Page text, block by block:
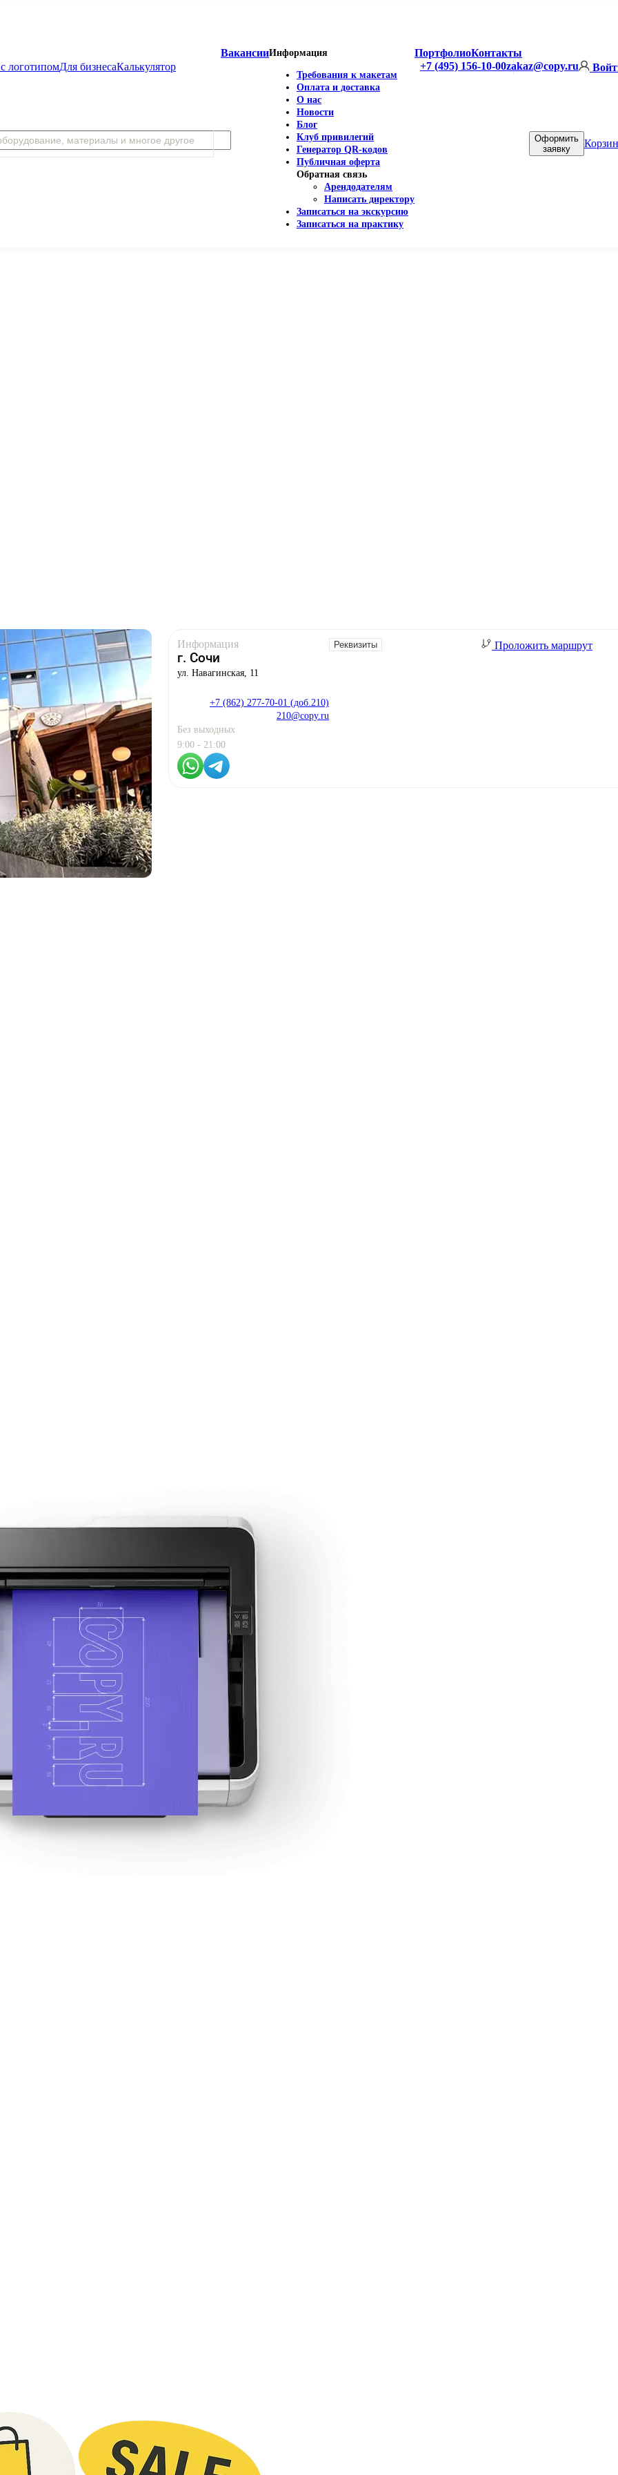
логотипомДля бизнесаКалькулятор +7 (495) 156-10-00zakaz@copy.ru
ВакансииИнформация
Требования к макетам
Оплата и доставка
О нас
Новости
Блог
Клуб привилегий
Генератор QR-кодов
Публичная оферта
Обратная связь
Арендодателям
Написать директору
Записаться на экскурсию
Записаться на практику
ПортфолиоКонтакты
Оформить
заявку
Брошюровка в копицентре
Брошюровка документов
Брошюровка на пластиковую пружину
Брошюровка на металлическую пружину
Брошюровка на скобу
Брошюровка курсовых работ
Брошюровка дипломных работ
Брошюровка диссертаций
Брошюровка листов
Ещё
Печать и переплёт диссертаций
Печать и переплёт дипломных проектов
Информация
г. Сочи
ул. Навагинская, 11
+7 (862) 277-70-01 (доб.210)
210@copy.ru
Без выходных
9:00 - 21:00
Реквизиты Проложить маршрут